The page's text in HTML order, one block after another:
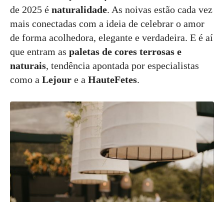
de 2025 é naturalidade. As noivas estão cada vez
mais conectadas com a ideia de celebrar o amor
de forma acolhedora, elegante e verdadeira. E é aí
que entram as paletas de cores terrosas e
naturais, tendência apontada por especialistas
como a Lejour e a HauteFetes.